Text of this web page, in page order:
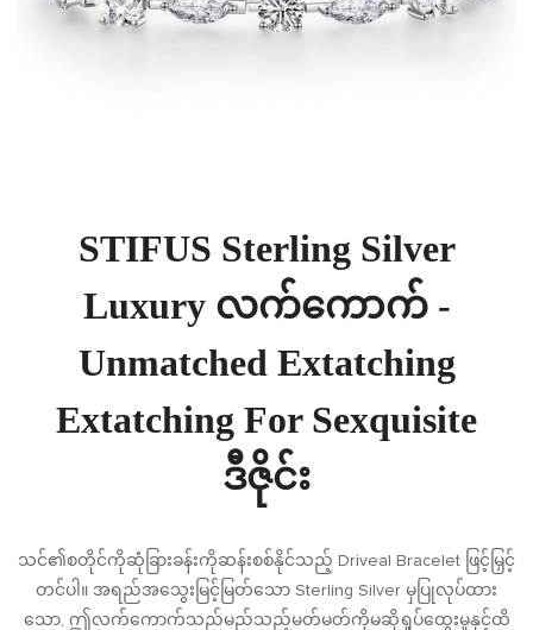
STIFUS Sterling Silver
Luxury လက်ကောက် -
Unmatched Extatching
Extatching For Sexquisite
ဒီဇိုင်း
သင်၏စတိုင်ကိုဆုံခြားခန်းကိုဆန်းစစ်နိုင်သည့် Driveal Bracelet ဖြင့်မြှင့်
တင်ပါ။ အရည်အသွေးမြင့်မြတ်သော Sterling Silver မှပြုလုပ်ထား
သော, ဤလက်ကောက်သည်မည်သည့်မတ်မတ်ကိုမဆိုရှုပ်ထွေးမှုနှင့်ထိ